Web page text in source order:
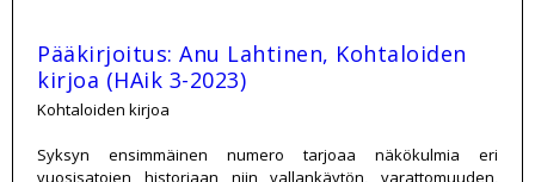
Pääkirjoitus: Anu Lahtinen, Kohtaloiden
kirjoa (HAik 3-2023)
Kohtaloiden kirjoa
Syksyn ensimmäinen numero tarjoaa näkökulmia eri
vuosisatojen historiaan niin vallankäytön, varattomuuden,